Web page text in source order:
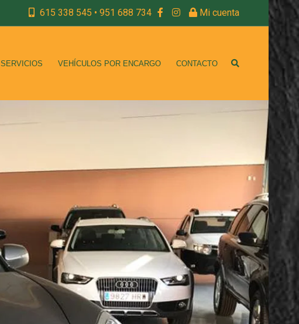
615 338 545 • 951 688 734 Mi cuenta
SERVICIOS VEHÍCULOS POR ENCARGO CONTACTO